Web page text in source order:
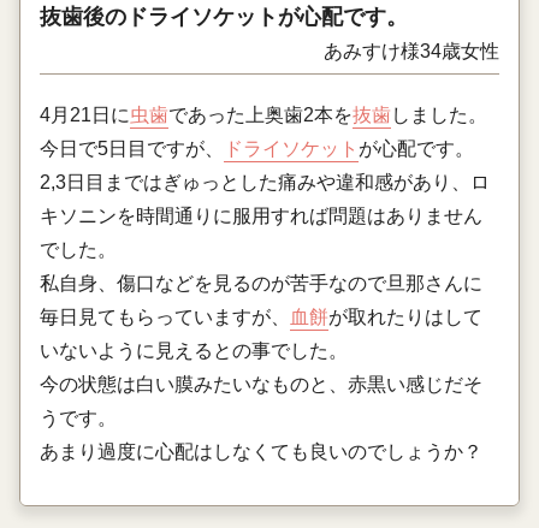
抜歯後のドライソケットが心配です。
あみすけ様34歳女性
4月21日に虫歯であった上奥歯2本を抜歯 しました。
今日で5日目ですが、
ドライソケット が心配です。
2,3日目まではぎゅっとした痛みや違和感があり、ロ
キソニンを時間通りに服用すれば問題はありません
でした。
私自身、傷口などを見るのが苦手なので旦那さんに
毎日見てもらっていますが、
血餅が取れたりはして
いないように見えるとの事でした。
今の状態は白い膜みたいなものと、赤黒い感じだそ
うです。
あまり過度に心配はしなくても良いのでしょうか？